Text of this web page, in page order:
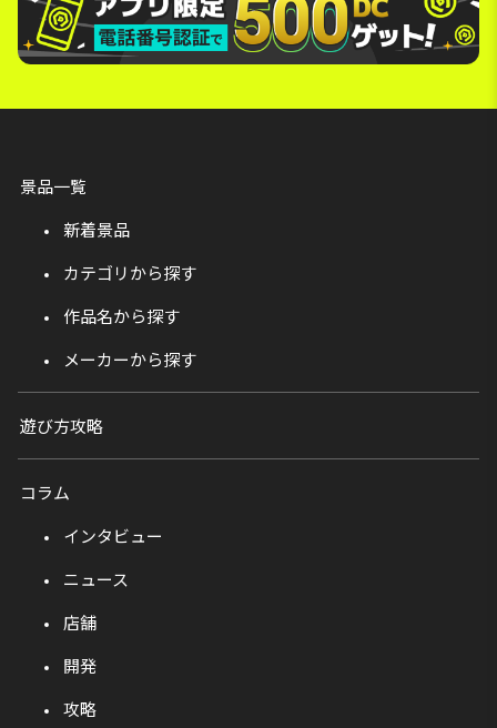
景品一覧
新着景品
カテゴリから探す
作品名から探す
メーカーから探す
遊び方攻略
コラム
インタビュー
ニュース
店舗
開発
攻略